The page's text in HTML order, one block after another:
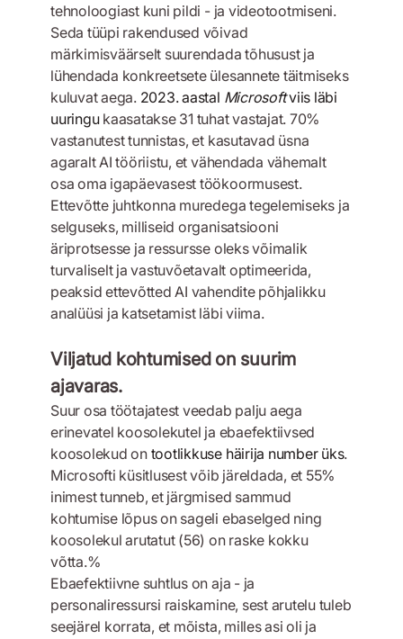
tehnoloogiast kuni pildi - ja videotootmiseni.
Seda tüüpi rakendused võivad
märkimisväärselt suurendada tõhusust ja
lühendada konkreetsete ülesannete täitmiseks
kuluvat aega. 2023. aastal Microsoftviis läbi
uuringukaasatakse 31 tuhat vastajat. 70%
vastanutest tunnistas, et kasutavad üsna
agaralt AI tööriistu, et vähendada vähemalt
osa oma igapäevasest töökoormusest.
Ettevõtte juhtkonna muredega tegelemiseks ja
selguseks, milliseid organisatsiooni
äriprotsesse ja ressursse oleks võimalik
turvaliselt ja vastuvõetavalt optimeerida,
peaksid ettevõtted AI vahendite põhjalikku
analüüsi ja katsetamist läbi viima.
Viljatud kohtumised on suurim
ajavaras.
Suur osa töötajatest veedab palju aega
erinevatel koosolekutel ja ebaefektiivsed
koosolekud on tootlikkuse häirija number üks.
Microsofti küsitlusest võib järeldada, et 55%
inimest tunneb, et järgmised sammud
kohtumise lõpus on sageli ebaselged ning
koosolekul arutatut (56) on raske kokku
võtta.%
Ebaefektiivne suhtlus on aja - ja
personaliressursi raiskamine, sest arutelu tuleb
seejärel korrata, et mõista, milles asi oli ja